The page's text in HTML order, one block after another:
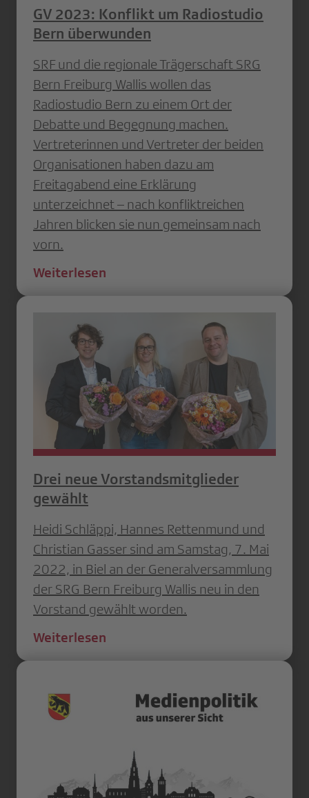
GV 2023: Konflikt um Radiostudio
Bern überwunden
SRF und die regionale Trägerschaft SRG
Bern Freiburg Wallis wollen das
Radiostudio Bern zu einem Ort der
Debatte und Begegnung machen.
Vertreterinnen und Vertreter der beiden
Organisationen haben dazu am
Freitagabend eine Erklärung
unterzeichnet – nach konfliktreichen
Jahren blicken sie nun gemeinsam nach
vorn.
Weiterlesen
Drei neue Vorstandsmitglieder
gewählt
Heidi Schläppi, Hannes Rettenmund und
Christian Gasser sind am Samstag, 7. Mai
2022, in Biel an der Generalversammlung
der SRG Bern Freiburg Wallis neu in den
Vorstand gewählt worden.
Weiterlesen